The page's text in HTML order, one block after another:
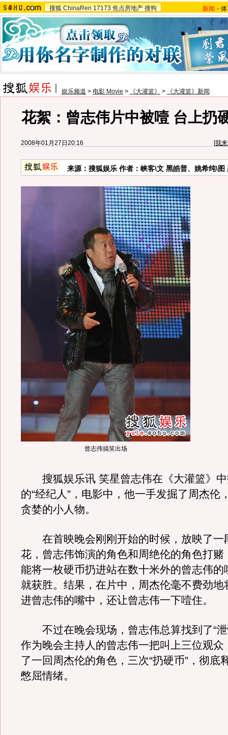
搜狐 ChinaRen 17173 焦点房地产 搜狗 新闻 -
娱乐频道 > 电影 Movie > 《大灌篮》 > 《大灌篮》新闻
花絮：曾志伟片中被噎 台上扔
2008年01月27日20:16 [我
来源：搜狐娱乐 作者：峡客\文 黑皓普、姚希纯\图
曾志伟搞笑出场
搜狐娱乐讯 笑星曾志伟在《大灌篮》中
的“经纪人”，电影中，他一手发掘了周杰伦
贪婪的小人物。
在首映晚会刚刚开始的时候，放映了一
花，曾志伟饰演的角色和周绝伦的角色打赌
能将一枚硬币扔进站在数十米外的曾志伟的
就获胜。结果，在片中，周杰伦毫不费劲地
进曾志伟的嘴中，还让曾志伟一下噎住。
不过在晚会现场，曾志伟总算找到了“泄
作为晚会主持人的曾志伟一把叫上三位观众
了一回周杰伦的角色，三次“扔硬币”，彻底
憋屈情绪。